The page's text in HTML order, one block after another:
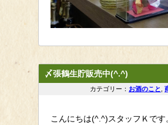
〆張鶴生貯販売中(^.^)
カテゴリー： お酒のこと
こんにちは(^.^)スタッフＫです